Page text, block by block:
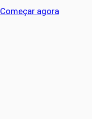
Começar agora